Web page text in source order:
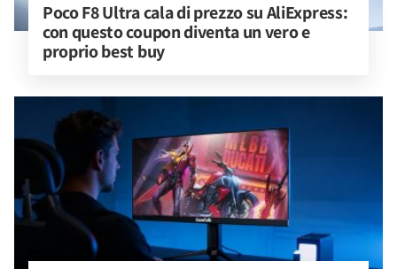
Poco F8 Ultra cala di prezzo su AliExpress:
con questo coupon diventa un vero e
proprio best buy